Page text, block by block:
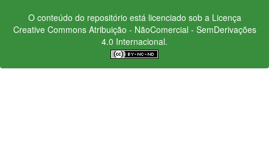
O conteúdo do repositório está licenciado sob a Licença
Creative CommonsAtribuição - NãoComercial - SemDerivações
4.0 Internacional.